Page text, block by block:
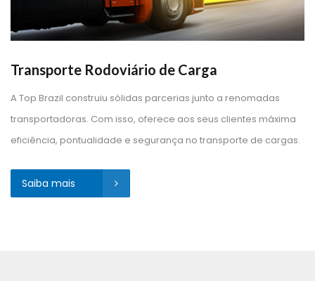
Transporte Rodoviário de Carga
A Top Brazil construiu sólidas parcerias junto a renomadas
transportadoras. Com isso, oferece aos seus clientes máxima
eficiência, pontualidade e segurança no transporte de cargas.
Saiba mais